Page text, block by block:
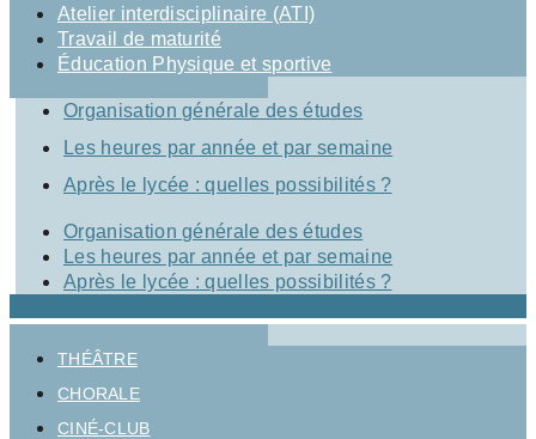
Atelier interdisciplinaire (ATI)
Travail de maturité
Éducation Physique et sportive
Organisation générale des études
Les heures par année et par semaine
Après le lycée : quelles possibilités ?
Organisation générale des études
Les heures par année et par semaine
Après le lycée : quelles possibilités ?
THÉÂTRE
CHORALE
CINÉ-CLUB